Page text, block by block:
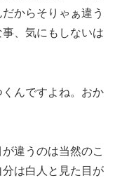
からそりゃぁ違う
、気にもしないは
んですよね。おか
違うのは当然のこ
は白人と見た目が